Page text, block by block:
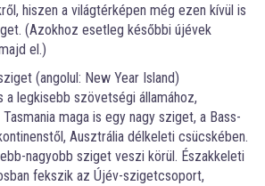
hiszen a világtérképen még ezen kívül is
(Azokhoz esetleg későbbi újévek
el.)
(angolul: New Year Island)
a legkisebb szövetségi államához,
maga is egy nagy sziget, a Bass-
Ausztrália délkeleti csücskében.
nagyobb sziget veszi körül. Északkeleti
fekszik az Újév-szigetcsoport,